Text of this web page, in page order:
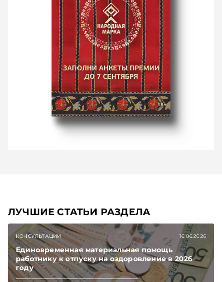
ЛУЧШИЕ СТАТЬИ РАЗДЕЛА
КОНСУЛЬТАЦИИ 16.06.2026
Единовременная материальная помощь
работнику к отпуску на оздоровление в 2026
году